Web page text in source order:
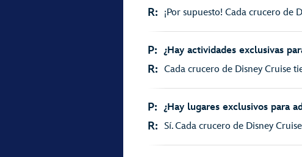
R: ¡Por supuesto! Cada crucero de
P: ¿Hay actividades exclusivas
R: Cada crucero de Disney Cruise
P: ¿Hay lugares exclusivos para
R: Sí. Cada crucero de Disney